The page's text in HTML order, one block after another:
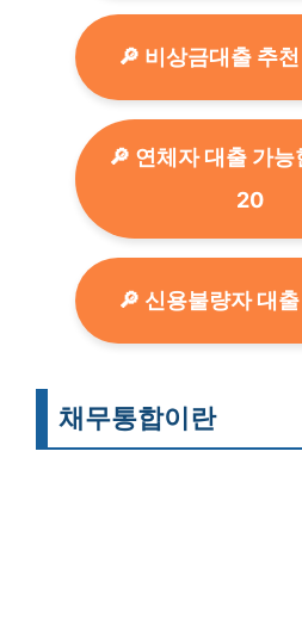
🔎 비상금대출 추
🔎 연체자 대출 가
20
🔎 신용불량자 대
채무통합이란